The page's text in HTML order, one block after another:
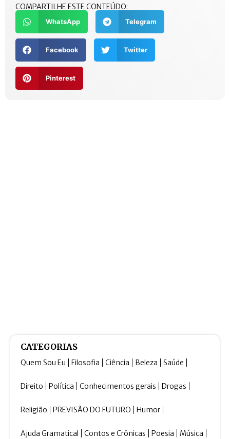
COMPARTILHE ESTE CONTEÚDO:
WhatsApp Telegram
Facebook Twitter
Pinterest
CATEGORIAS
Quem Sou Eu Filosofia Ciência Beleza Saúde
Direito Política Conhecimentos gerais Drogas
Religião PREVISÃO DO FUTURO Humor
Ajuda Gramatical Contos e Crônicas Poesia Música